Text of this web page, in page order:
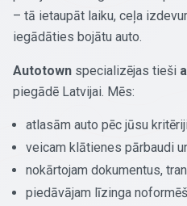
– tā ietaupāt laiku, ceļa
iegādāties bojātu auto.
Autotown specializējas tieši
piegādē Latvijai. Mēs:
atlasām auto pēc jūsu
veicam klātienes pārbaudi
nokārtojam dokumentus,
piedāvājam līzinga